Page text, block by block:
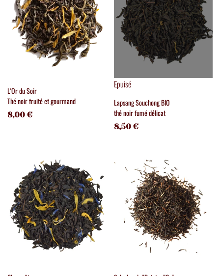
L'Or du Soir
Thé noir fruité et gourmand
8,00 €
Epuisé
Lapsang Souchong BIO
thé noir fumé délicat
8,50 €